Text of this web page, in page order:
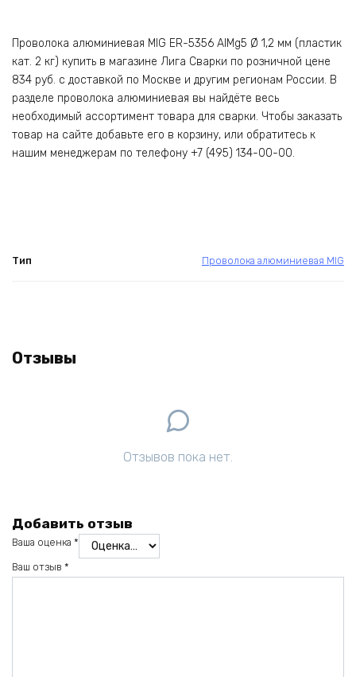
Проволока алюминиевая MIG ER-5356 AlMg5 Ø 1,2 мм (пластик
кат. 2 кг) купить в магазине Лига Сварки по розничной цене
834 руб. с доставкой по Москве и другим регионам России. В
разделе проволока алюминиевая вы найдёте весь
необходимый ассортимент товара для сварки. Чтобы заказать
товар на сайте добавьте его в корзину, или обратитесь к
нашим менеджерам по телефону +7 (495) 134-00-00.
Тип Проволока алюминиевая MIG
Отзывы
Отзывов пока нет.
Добавить отзыв
Ваша оценка *
Ваш отзыв *